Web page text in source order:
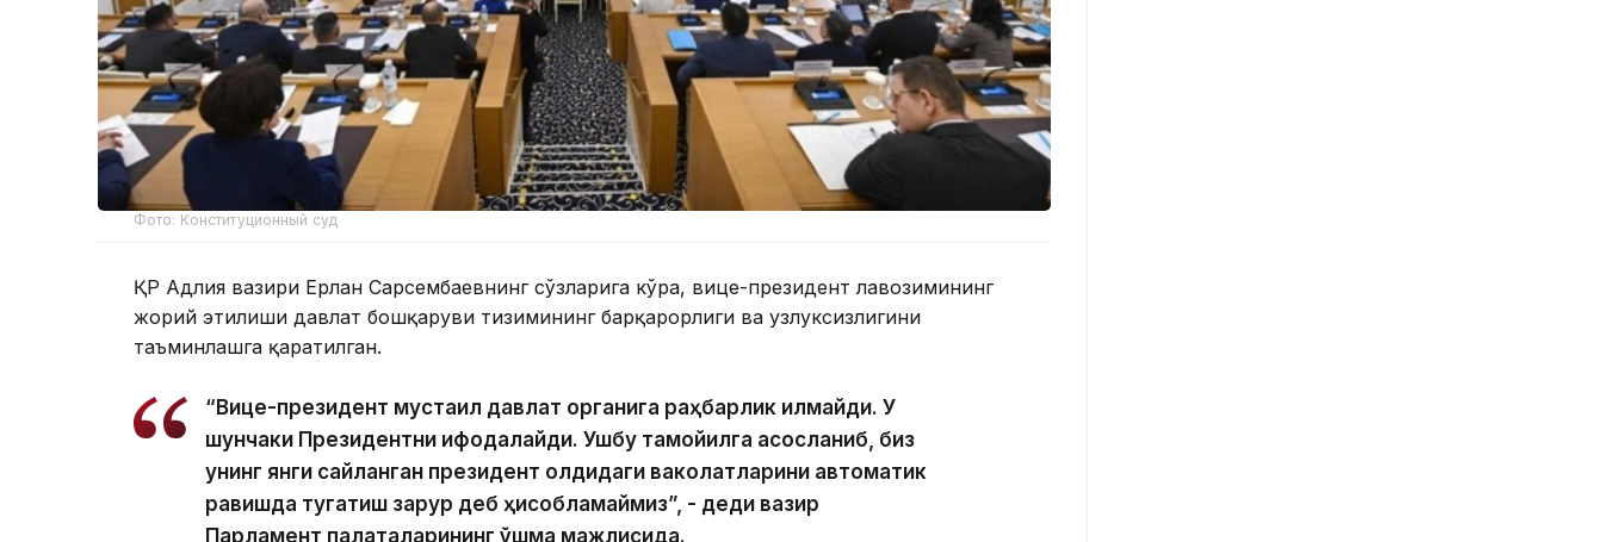
Фото: Конституционный суд
ҚР Адлия вазири Ерлан Сарсембаевнинг сўзларига кўра, вице-президент лавозимининг
жорий этилиши давлат бошқаруви тизимининг барқарорлиги ва узлуксизлигини
таъминлашга қаратилган.
“Вице-президент мустақил давлат органига раҳбарлик қилмайди. У
шунчаки Президентни ифодалайди. Ушбу тамойилга асосланиб, биз
унинг янги сайланган президент олдидаги ваколатларини автоматик
равишда тугатиш зарур деб ҳисобламаймиз”, - деди вазир
Парламент палаталарининг қўшма мажлисида.